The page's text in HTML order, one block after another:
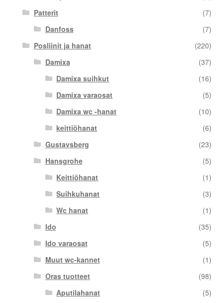
Patterit
(7)
Danfoss
(7)
Posliinit ja hanat
(220)
Damixa
(37)
Damixa suihkut
(16)
Damixa varaosat
(5)
Damixa wc -hanat
(10)
keittiöhanat
(6)
Gustavsberg
(23)
Hansgrohe
(5)
Keittiöhanat
(1)
Suihkuhanat
(3)
Wc hanat
(1)
Ido
(35)
Ido varaosat
(5)
Muut wc-kannet
(1)
Oras tuotteet
(98)
Aputilahanat
(5)